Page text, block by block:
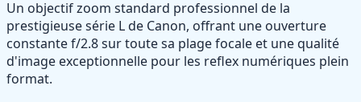
Un objectif zoom standard professionnel de la
prestigieuse série L de Canon, offrant une ouverture
constante f/2.8 sur toute sa plage focale et une qualité
d'image exceptionnelle pour les reflex numériques plein
format.